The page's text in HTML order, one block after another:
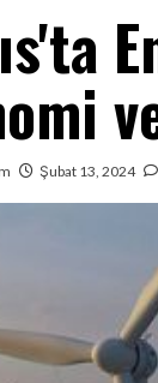
Şubat 13, 2024